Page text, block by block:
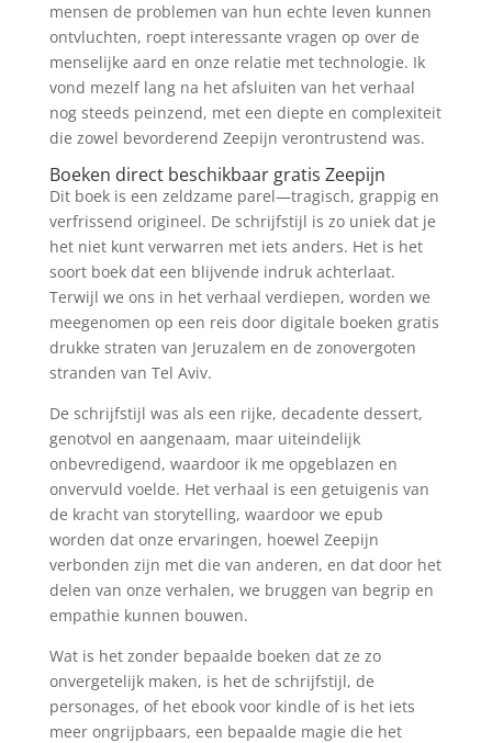
mensen de problemen van hun echte leven kunnen
ontvluchten, roept interessante vragen op over de
menselijke aard en onze relatie met technologie. Ik
vond mezelf lang na het afsluiten van het verhaal
nog steeds peinzend, met een diepte en complexiteit
die zowel bevorderend Zeepijn verontrustend was.
Boeken direct beschikbaar gratis Zeepijn
Dit boek is een zeldzame parel—tragisch, grappig en
verfrissend origineel. De schrijfstijl is zo uniek dat je
het niet kunt verwarren met iets anders. Het is het
soort boek dat een blijvende indruk achterlaat.
Terwijl we ons in het verhaal verdiepen, worden we
meegenomen op een reis door digitale boeken gratis
drukke straten van Jeruzalem en de zonovergoten
stranden van Tel Aviv.
De schrijfstijl was als een rijke, decadente dessert,
genotvol en aangenaam, maar uiteindelijk
onbevredigend, waardoor ik me opgeblazen en
onvervuld voelde. Het verhaal is een getuigenis van
de kracht van storytelling, waardoor we epub
worden dat onze ervaringen, hoewel Zeepijn
verbonden zijn met die van anderen, en dat door het
delen van onze verhalen, we bruggen van begrip en
empathie kunnen bouwen.
Wat is het zonder bepaalde boeken dat ze zo
onvergetelijk maken, is het de schrijfstijl, de
personages, of het ebook voor kindle of is het iets
meer ongrijpbaars, een bepaalde magie die het